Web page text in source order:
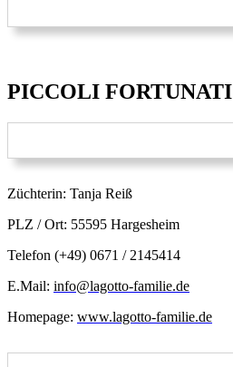
PICCOLI FORTUNATI
Züchterin: Tanja Reiß
PLZ / Ort: 55595 Hargesheim
Telefon (+49) 0671 / 2145414
E.Mail: info@lagotto-familie.de
Homepage: www.lagotto-familie.de